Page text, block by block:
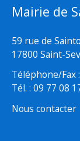
Mairie de
59 rue de
17800 Saint-
Téléphone/Fax
Tél. : 09 77 08
Nous contacter